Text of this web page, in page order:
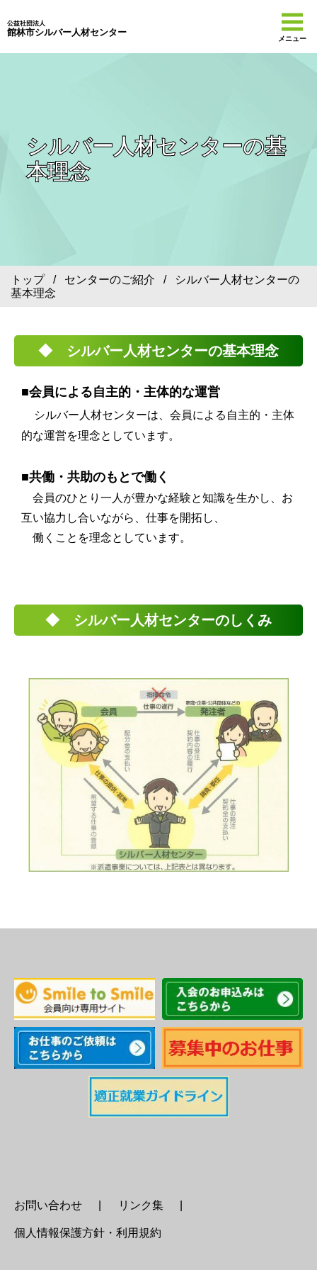
公益社団法人
館林市シルバー人材センター
メニュー
シルバー人材センターの基
本理念
トップ/ センターのご紹介 / シルバー人材センターの
基本理念
◆ シルバー人材センターの基本理念
■会員による自主的・主体的な運営
シルバー人材センターは、会員による自主的・主体
的な運営を理念としています。
■共働・共助のもとで働く
会員のひとり一人が豊かな経験と知識を生かし、お
互い協力し合いながら、仕事を開拓し、
働くことを理念としています。
◆ シルバー人材センターのしくみ
お問い合わせ リンク集
個人情報保護方針・利用規約